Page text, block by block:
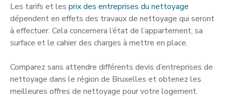
Les tarifs et les prix des entreprises du nettoyage
dépendent en effets des travaux de nettoyage qui seront
à effectuer. Cela concernera l’état de l’appartement, sa
surface et le cahier des charges à mettre en place.
Comparez sans attendre différents devis d’entreprises de
nettoyage dans le région de Bruxelles et obtenez les
meilleures offres de nettoyage pour votre logement.